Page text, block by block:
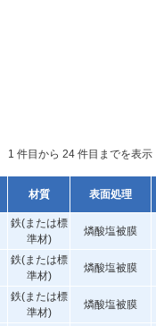
1 件目から 24 件目までを表示
材質 表面処理
鉄(または標
準材)
燐酸塩被膜
鉄(または標
準材)
燐酸塩被膜
鉄(または標
準材)
燐酸塩被膜